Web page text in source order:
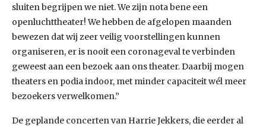
sluiten begrijpen we niet. We zijn nota bene een
openluchttheater! We hebben de afgelopen maanden
bewezen dat wij zeer veilig voorstellingen kunnen
organiseren, er is nooit een coronageval te verbinden
geweest aan een bezoek aan ons theater. Daarbij mogen
theaters en podia indoor, met minder capaciteit wél meer
bezoekers verwelkomen.”
De geplande concerten van Harrie Jekkers, die eerder al